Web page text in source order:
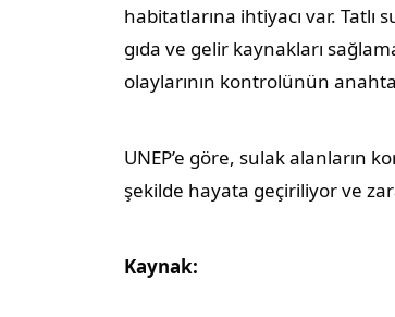
habitatlarına ihtiyacı var.
gıda ve gelir kaynakları
olaylarının kontrolünün
UNEP’e göre, sulak alanların
şekilde hayata geçiriliyor ve
Kaynak: